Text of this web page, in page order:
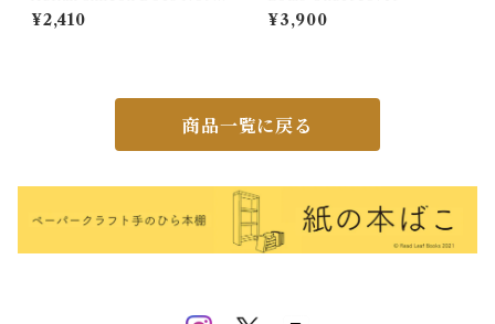
ave a Horse
¥2,410 ¥3,900
商品一覧に戻る